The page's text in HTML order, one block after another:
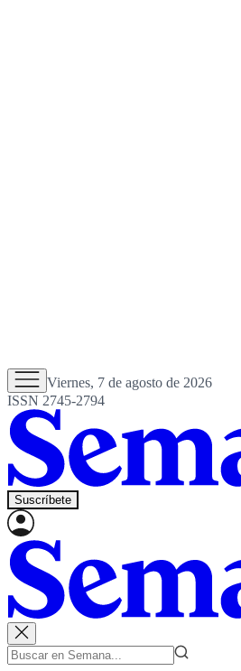
Viernes, 7 de agosto de 2026
ISSN 2745-2794
Suscríbete